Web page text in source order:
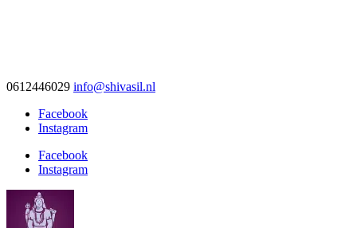
0612446029 info@shivasil.nl
Facebook
Instagram
Facebook
Instagram